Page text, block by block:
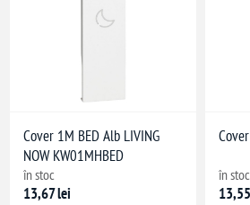
Cover 1M BED Alb LIVING
NOW KW01MHBED
în stoc
13,67 lei
în stoc